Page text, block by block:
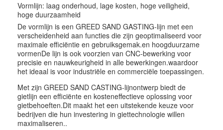
Vormlijn: laag onderhoud, lage kosten, hoge veiligheid,
hoge duurzaamheid
De vormlijn is een GREED SAND GASTING-lijn met een
verscheidenheid aan functies die zijn geoptimaliseerd voor
maximale efficiëntie en gebruiksgemak.en hoogduurzame
vormenDe lijn is ook voorzien van CNC-bewerking voor
precisie en nauwkeurigheid in alle bewerkingen.waardoor
het ideaal is voor industriële en commerciële toepassingen.
Met zijn GREED SAND CASTING-lijnontwerp biedt de
gietlijn een efficiënte en kosteneffectieve oplossing voor
gietbehoeften.Dit maakt het een uitstekende keuze voor
bedrijven die hun investering in giettechnologie willen
maximaliseren..